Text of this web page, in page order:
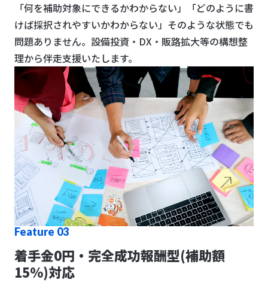
「何を補助対象にできるかわからない」「どのように書
けば採択されやすいかわからない」そのような状態でも
問題ありません。設備投資・DX・販路拡大等の構想整
理から伴走支援いたします。
Feature 03
着手金0円・完全成功報酬型(補助額
15%)対応